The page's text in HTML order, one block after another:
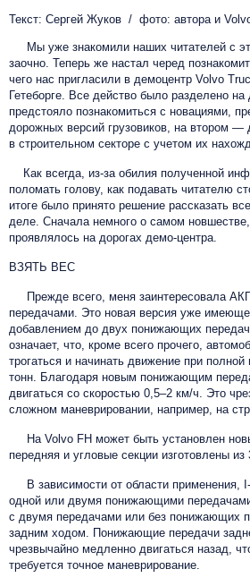
Текст: Сергей Жуков / фото: автора и
Мы уже знакомили наших читателей с
заочно. Теперь же настал черед
чего нас пригласили в демоцентр Volvo
Гетеборге. Все действо было разделено
предстояло познакомиться с новациями,
дорожных версий грузовиков, на втором
в строительном секторе с учетом их
Как всегда, из-за обилия полученной
поломать голову, как подавать читателю
итоге было принято решение рассказать
деле. Сначала немного о самом
проявлялось на дорогах демо-центра.
ВЗЯТЬ ВЕС
Прежде всего, меня заинтересовала
передачами. Это новая версия уже
добавлением до двух понижающих
означает, что, кроме всего прочего,
трогаться и начинать движение при
тонн. Благодаря новым понижающим
двигаться со скоростью 0,5–2 км/ч. Это
сложном маневрировании, например, на
На Volvo FH может быть установлен
передняя и угловые секции изготовлены
В зависимости от области применения,
одной или двумя понижающими
с двумя передачами или без понижающих
задним ходом. Понижающие передачи
чрезвычайно медленно двигаться назад,
требуется точное маневрирование.